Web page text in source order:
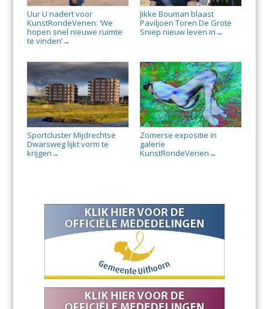
Uur U nadert voor
KunstRondeVenen: ‘We
hopen snel nieuwe ruimte
te vinden’→
Jikke Bouman blaast
Paviljoen Toren De Grote
Sniep nieuw leven in →
Sportcluster Mijdrechtse
Dwarsweg lijkt vorm te
krijgen →
Zomerse expositie in
galerie
KunstRondeVenen →